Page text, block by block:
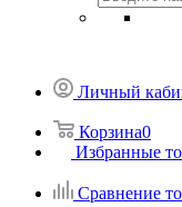
Личный
Корзина0
Избранные
Сравнение